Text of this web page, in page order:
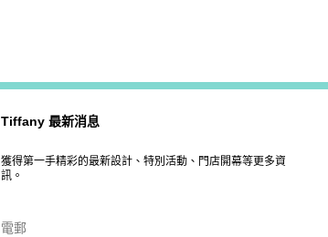
Tiffany 最新消息
獲得第一手精彩的最新設計、特別活動、門店開幕等更多資
訊。
電郵